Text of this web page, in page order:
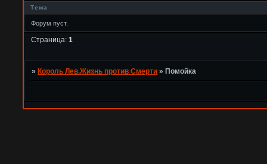
Тема
Форум пуст.
Страница:1
» Король Лев.Жизнь против Смерти » Помойка